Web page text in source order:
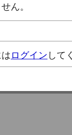
ん。
ログイン して